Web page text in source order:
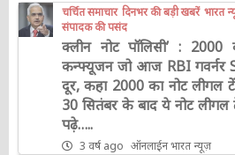
चर्चित समाचार दिनभर की बड़ी खबरें भारत
संपादक की पसंद
क्लीन नोट पॉलिसी’ :
कन्फ्यूजन जो आज RBI गवर्नर
दूर, कहा 2000 का नोट लीगल
30 सितंबर के बाद ये नोट
पढ़े…..
3 वर्ष ago ऑनलाईन भारत न्यूज़